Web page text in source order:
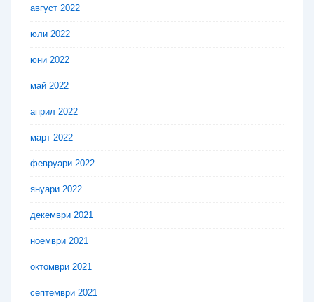
август 2022
юли 2022
юни 2022
май 2022
април 2022
март 2022
февруари 2022
януари 2022
декември 2021
ноември 2021
октомври 2021
септември 2021